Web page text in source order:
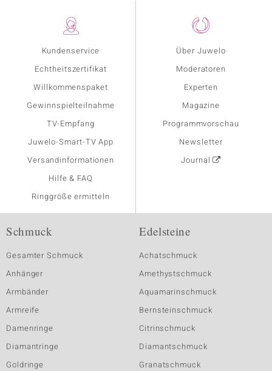
Kundenservice
Echtheitszertifikat
Willkommenspaket
Gewinnspielteilnahme
TV-Empfang
Juwelo-Smart-TV App
Versandinformationen
Hilfe & FAQ
Ringgröße ermitteln
Über Juwelo
Moderatoren
Experten
Magazine
Programmvorschau
Newsletter
Journal
Schmuck
Gesamter Schmuck
Anhänger
Armbänder
Armreife
Damenringe
Diamantringe
Goldringe
Edelsteine
Achatschmuck
Amethystschmuck
Aquamarinschmuck
Bernsteinschmuck
Citrinschmuck
Diamantschmuck
Granatschmuck